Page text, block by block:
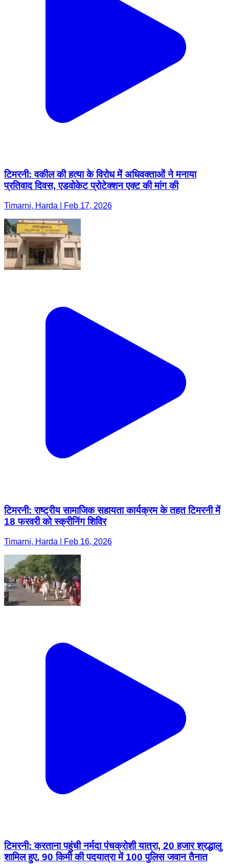
टिमरनी: वकील की हत्या के विरोध में अधिवक्ताओं ने मनाया
प्रतिवाद दिवस, एडवोकेट प्रोटेक्शन एक्ट की मांग की
Timarni, Harda | Feb 17, 2026
टिमरनी: राष्ट्रीय सामाजिक सहायता कार्यक्रम के तहत टिमरनी में
18 फरवरी को स्क्रीनिंग शिविर
Timarni, Harda | Feb 16, 2026
टिमरनी: करताना पहुंची नर्मदा पंचक्रोशी यात्रा, 20 हजार श्रद्धालु
शामिल हुए, 90 किमी की पदयात्रा में 100 पुलिस जवान तैनात